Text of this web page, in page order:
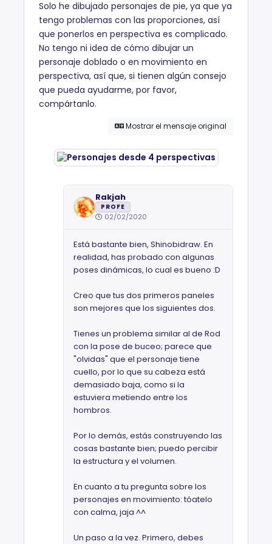
Solo he dibujado personajes de pie, ya que ya
tengo problemas con las proporciones, así
que ponerlos en perspectiva es complicado.
No tengo ni idea de cómo dibujar un
personaje doblado o en movimiento en
perspectiva, así que, si tienen algún consejo
que pueda ayudarme, por favor,
compártanlo.
Mostrar el mensaje original
Rakjah
PROFE
02/02/2020
Está bastante bien, Shinobidraw. En
realidad, has probado con algunas
poses dinámicas, lo cual es bueno :D
Creo que tus dos primeros paneles
son mejores que los siguientes dos.
Tienes un problema similar al de Rod
con la pose de buceo; parece que
"olvidas" que el personaje tiene
cuello, por lo que su cabeza está
demasiado baja, como si la
estuviera metiendo entre los
hombros.
Por lo demás, estás construyendo las
cosas bastante bien; puedo percibir
la estructura y el volumen.
En cuanto a tu pregunta sobre los
personajes en movimiento: tóatelo
con calma, jaja ^^
Un paso a la vez. Primero, debes